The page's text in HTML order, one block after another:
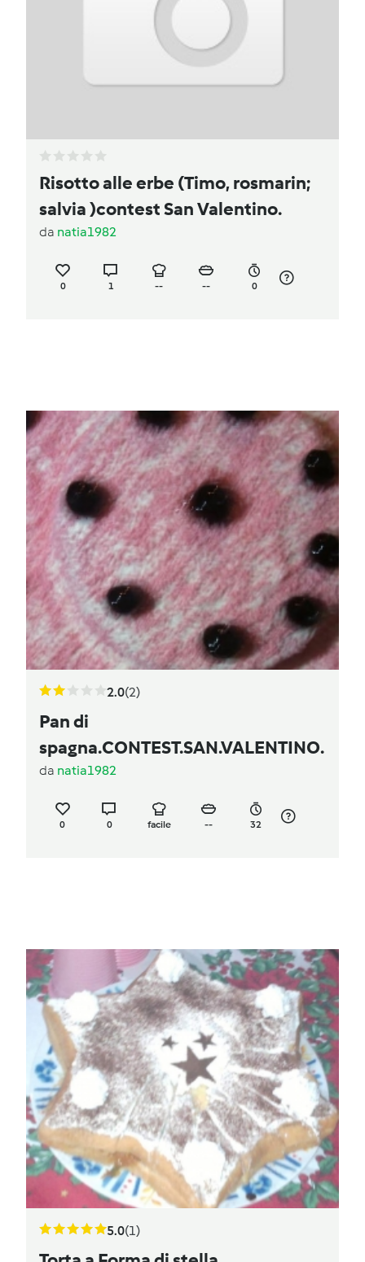
Risotto alle erbe (Timo, rosmarin;
salvia )contest San Valentino.
da natia1982
0 1 -- -- 0
2.0(2)
Pan di
spagna.CONTEST.SAN.VALENTINO.
da natia1982
0 0 facile -- 32
5.0(1)